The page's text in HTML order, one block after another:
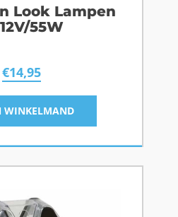
Look Lampen
55W
€14,95
WINKELMAND